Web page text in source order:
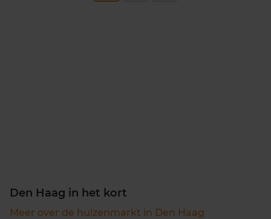
Den Haag in het kort
Meer over de huizenmarkt in Den Haag